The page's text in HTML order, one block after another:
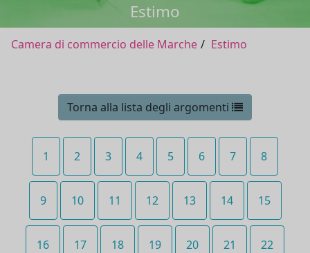
Estimo
Camera di commercio delle Marche Estimo
Torna alla lista degli argomenti
1 2 3 4 5 6 7 8
9 10 11 12 13 14 15
16 17 18 19 20 21 22